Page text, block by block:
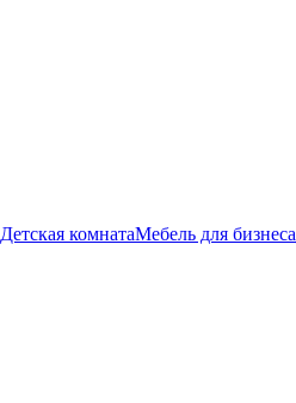
Детская комнатаМебель для бизнеса